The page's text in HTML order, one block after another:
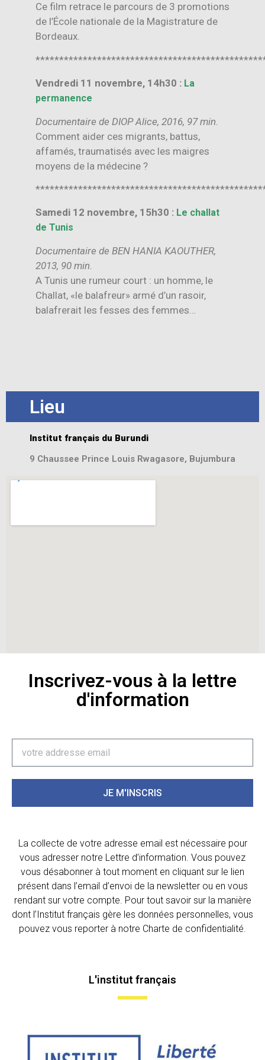
Ce film retrace le parcours de 3 promotions
de l’École nationale de la Magistrature de
Bordeaux.
Vendredi 11 novembre, 14h30 : La
permanence
Documentaire de DIOP Alice, 2016, 97 min.
Comment aider ces migrants, battus,
affamés, traumatisés avec les maigres
moyens de la médecine ?
Samedi 12 novembre, 15h30 : Le challat
de Tunis
Documentaire de BEN HANIA KAOUTHER,
2013, 90 min.
A Tunis une rumeur court : un homme, le
Challat, «le balafreur» armé d’un rasoir,
balafrerait les fesses des femmes…
Lieu
Institut français du Burundi
9 Chaussee Prince Louis Rwagasore, Bujumbura
Inscrivez-vous à la lettre
d'information
JE M'INSCRIS
La collecte de votre adresse email est nécessaire pour
vous adresser notre Lettre d’information. Vous pouvez
vous désabonner à tout moment en cliquant sur le lien
présent dans l’email d’envoi de la newsletter ou en vous
rendant sur votre compte. Pour tout savoir sur la manière
dont l’Institut français gère les données personnelles, vous
pouvez vous reporter à notre Charte de confidentialité.
L'institut français